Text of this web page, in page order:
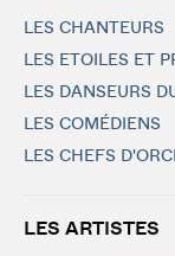
LES CHANTEURS
LES ETOILES ET
LES DANSEURS
LES COMÉDIENS
LES CHEFS
LES ARTISTES